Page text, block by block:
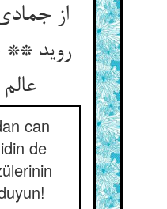
از
روید **
can
de